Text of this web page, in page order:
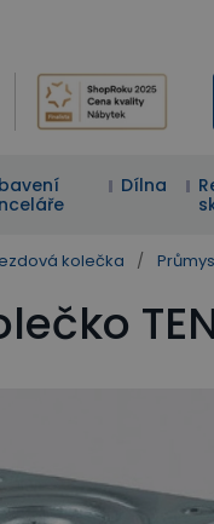
Dílna
kolečka /